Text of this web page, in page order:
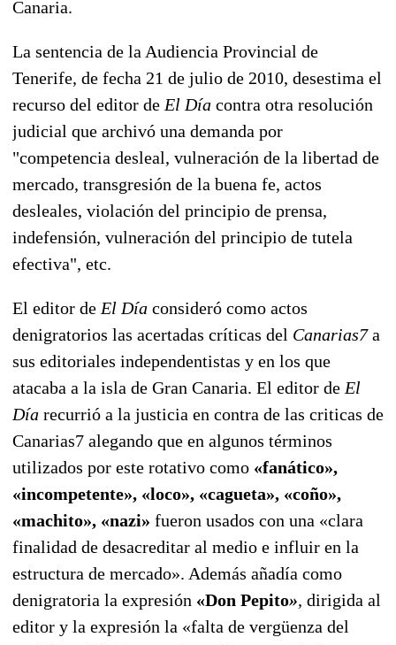
Canaria.
La sentencia de la Audiencia Provincial de
Tenerife, de fecha 21 de julio de 2010, desestima el
recurso del editor de El Día contra otra resolución
judicial que archivó una demanda por
"competencia desleal, vulneración de la libertad de
mercado, transgresión de la buena fe, actos
desleales, violación del principio de prensa,
indefensión, vulneración del principio de tutela
efectiva", etc.
El editor de El Día consideró como actos
denigratorios las acertadas críticas del Canarias7a
sus editoriales independentistas y en los que
atacaba a la isla de Gran Canaria. El editor de El
Día recurrió a la justicia en contra de las criticas de
Canarias7 alegando que en algunos términos
utilizados por este rotativo como «fanático»,
«incompetente», «loco», «cagueta», «coño»,
«machito», «nazi» fueron usados con una «clara
finalidad de desacreditar al medio e influir en la
estructura de mercado». Además añadía como
denigratoria la expresión «Don Pepito», dirigida al
editor y la expresión la «falta de vergüenza del